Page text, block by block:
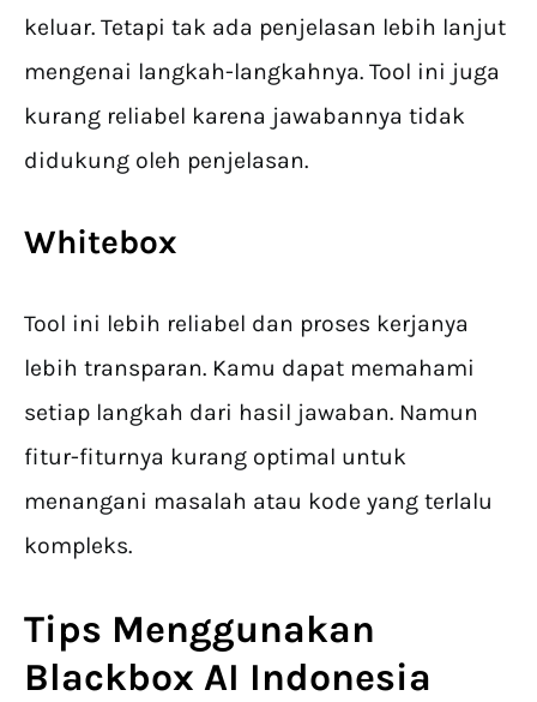
keluar. Tetapi tak ada penjelasan lebih lanjut
mengenai langkah-langkahnya. Tool ini juga
kurang reliabel karena jawabannya tidak
didukung oleh penjelasan.
Whitebox
Tool ini lebih reliabel dan proses kerjanya
lebih transparan. Kamu dapat memahami
setiap langkah dari hasil jawaban. Namun
fitur-fiturnya kurang optimal untuk
menangani masalah atau kode yang terlalu
kompleks.
Tips Menggunakan
Blackbox AI Indonesia